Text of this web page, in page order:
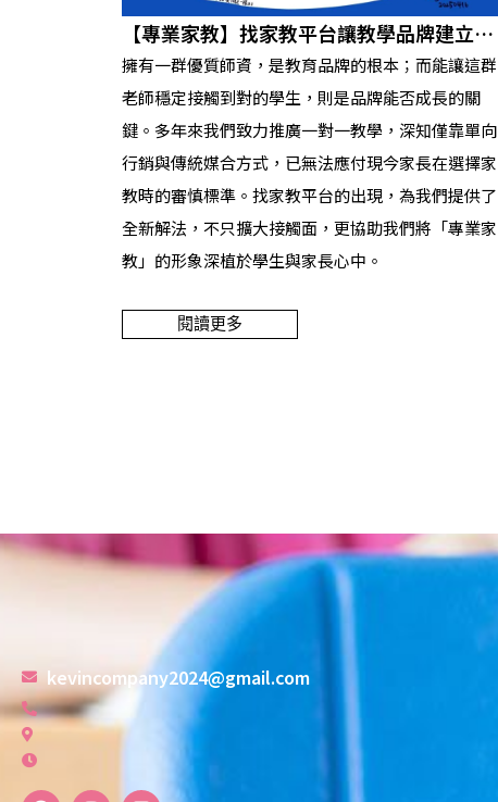
【專業家教】找家教平台讓教學品牌建立長
效信任
擁有一群優質師資，是教育品牌的根本；而能讓這群
老師穩定接觸到對的學生，則是品牌能否成長的關
鍵。多年來我們致力推廣一對一教學，深知僅靠單向
行銷與傳統媒合方式，已無法應付現今家長在選擇家
教時的審慎標準。找家教平台的出現，為我們提供了
全新解法，不只擴大接觸面，更協助我們將「專業家
教」的形象深植於學生與家長心中。
閱讀更多
kevincompany2024@gmail.com